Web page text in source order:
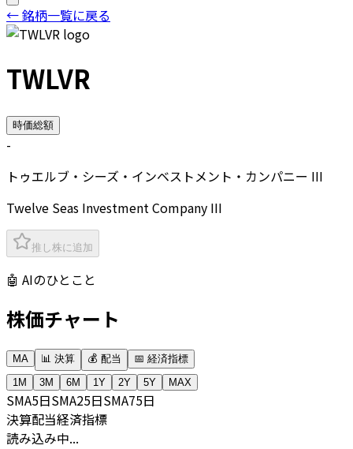
← 銘柄一覧に戻る
TWLVR
時価総額
-
トゥエルブ・シーズ・インベストメント・カンパニー III
Twelve Seas Investment Company III
推し株に追加
🤖 AIのひとこと
株価チャート
MA 📊 決算 💰 配当
📅 経済指標
1M
3M 6M 1Y 2Y 5Y MAX
SMA5日SMA25日SMA75日
決算配当経済指標
読み込み中...